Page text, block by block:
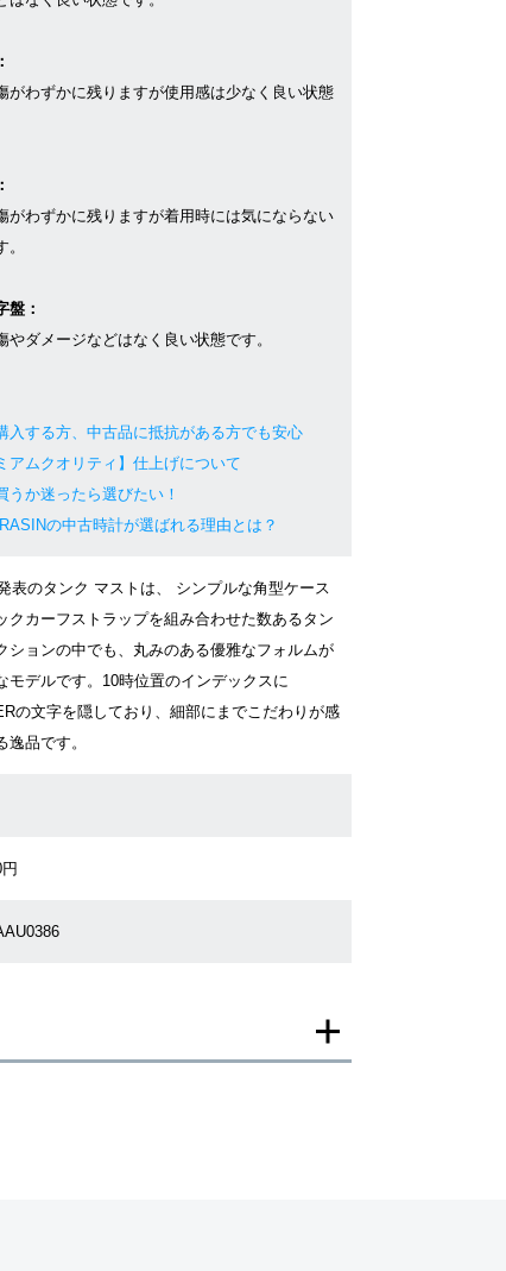
がわずかに残りますが使用感は少なく良い状態
がわずかに残りますが着用時には気にならない
盤：
やダメージなどはなく良い状態です。
入する方、中古品に抵抗がある方でも安心
アムクオリティ】仕上げについて
うか迷ったら選びたい！
の中古時計が選ばれる理由とは？
表のタンク マストは、 シンプルな角型ケース
クカーフストラップを組み合わせた数あるタン
ションの中でも、丸みのある優雅なフォルムが
モデルです。10時位置のインデックスに
の文字を隠しており、細部にまでこだわりが感
逸品です。